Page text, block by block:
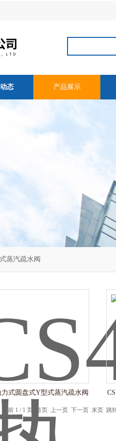
态 产品展示
蒸汽疏水阀
力式圆盘式Y型式蒸汽疏水阀
当前 1 / 1 页 首页 上一页 下一页 末页 跳